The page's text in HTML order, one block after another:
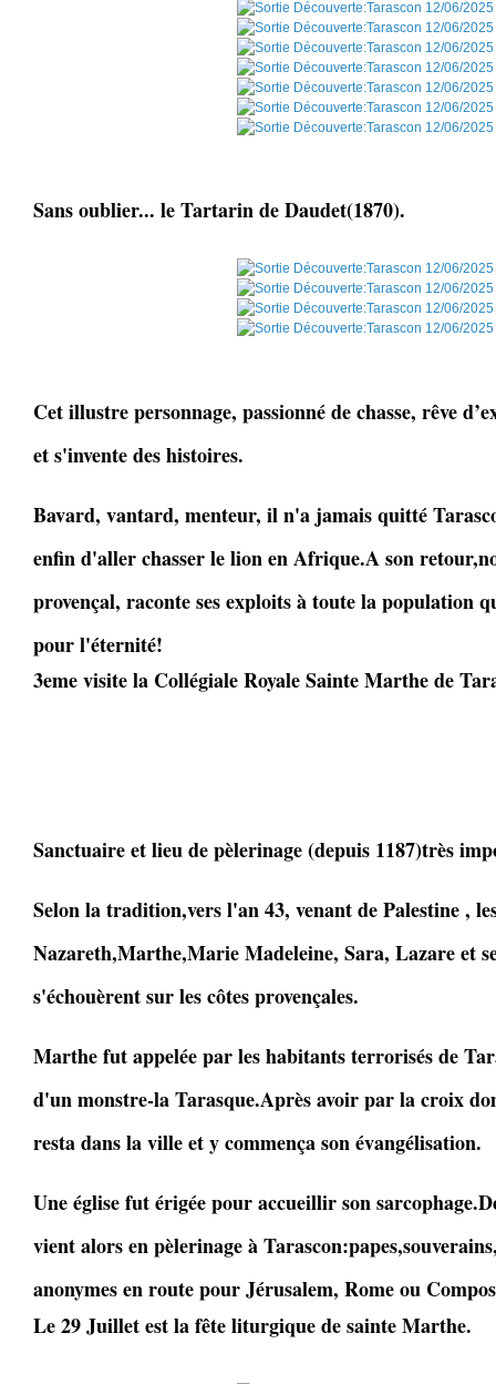
Sans oublier... le Tartarin de Daudet(1870).
Cet illustre personnage, passionné de chasse, rêve
et s'invente des histoires.
Bavard, vantard, menteur, il n'a jamais quitté
enfin d'aller chasser le lion en Afrique.A son
provençal, raconte ses exploits à toute la population
pour l'éternité!
3eme visite la Collégiale Royale Sainte Marthe de
Sanctuaire et lieu de pèlerinage (depuis 1187)très
Selon la tradition,vers l'an 43, venant de Palestine ,
Nazareth,Marthe,Marie Madeleine, Sara, Lazare et
s'échouèrent sur les côtes provençales.
Marthe fut appelée par les habitants terrorisés de
d'un monstre-la Tarasque.Après avoir par la croix
resta dans la ville et y commença son évangélisation.
Une église fut érigée pour accueillir son
vient alors en pèlerinage à
anonymes en route pour Jérusalem, Rome ou
Le 29 Juillet est la fête liturgique de sainte Marthe.